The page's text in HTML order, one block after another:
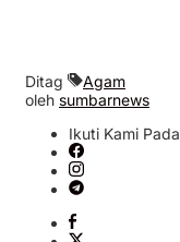
Ditag
Agam
oleh sumbarnews
Ikuti Kami Pada